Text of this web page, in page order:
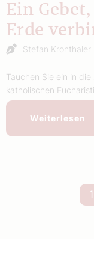
Ein
Erde
Stefan Kronthaler
Tauchen Sie ein in
katholischen
Weiterlesen
1